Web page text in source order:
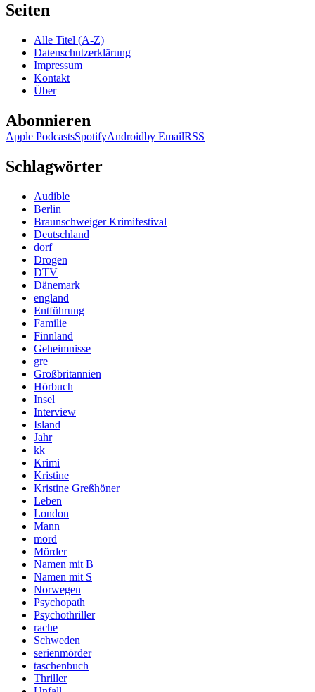
Seiten
Alle Titel (A-Z)
Datenschutzerklärung
Impressum
Kontakt
Über
Abonnieren
Apple PodcastsSpotifyAndroidby EmailRSS
Schlagwörter
Audible
Berlin
Braunschweiger Krimifestival
Deutschland
dorf
Drogen
DTV
Dänemark
england
Entführung
Familie
Finnland
Geheimnisse
gre
Großbritannien
Hörbuch
Insel
Interview
Island
Jahr
kk
Krimi
Kristine
Kristine Greßhöner
Leben
London
Mann
mord
Mörder
Namen mit B
Namen mit S
Norwegen
Psychopath
Psychothriller
rache
Schweden
serienmörder
taschenbuch
Thriller